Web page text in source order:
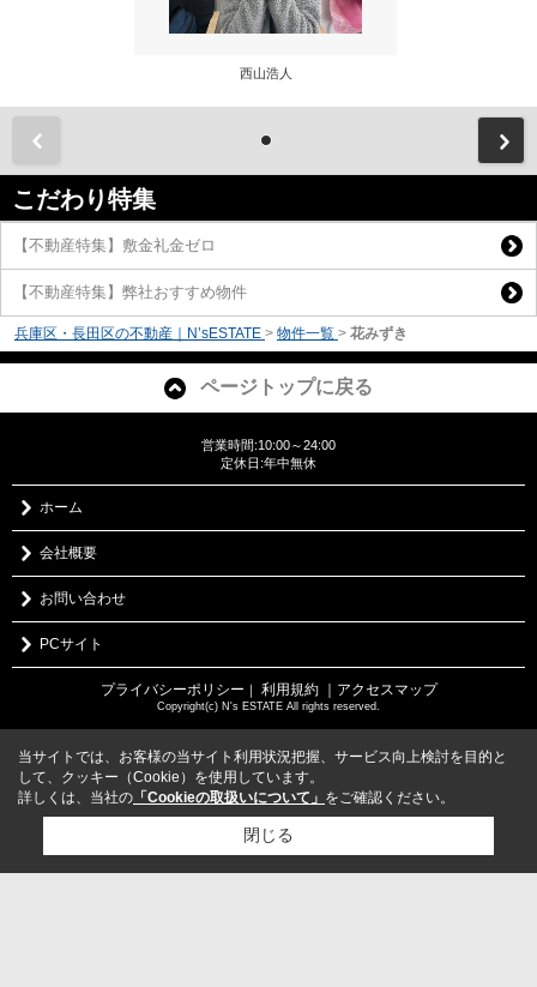
西山浩人
こだわり特集
【不動産特集】敷金礼金ゼロ
【不動産特集】弊社おすすめ物件
兵庫区・長田区の不動産｜N’sESTATE > 物件一覧 > 花みずき
ページトップに戻る
営業時間:10:00～24:00
定休日:年中無休
ホーム
会社概要
お問い合わせ
PCサイト
プライバシーポリシー 利用規約 ｜アクセスマップ
Copyright(c) N's ESTATE All rights reserved.
当サイトでは、お客様の当サイト利用状況把握、サービス向上検討を目的と
して、クッキー（Cookie）を使用しています。
詳しくは、当社の 「Cookieの取扱いについて」 をご確認ください。
閉じる